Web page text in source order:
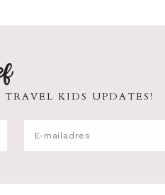
KIDS UPDATES!